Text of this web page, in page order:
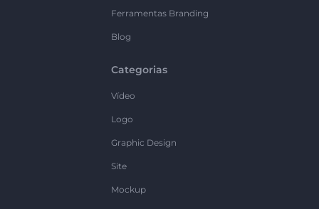
Ferramentas Branding
Blog
Categorias
Vídeo
Logo
Graphic Design
Site
Mockup